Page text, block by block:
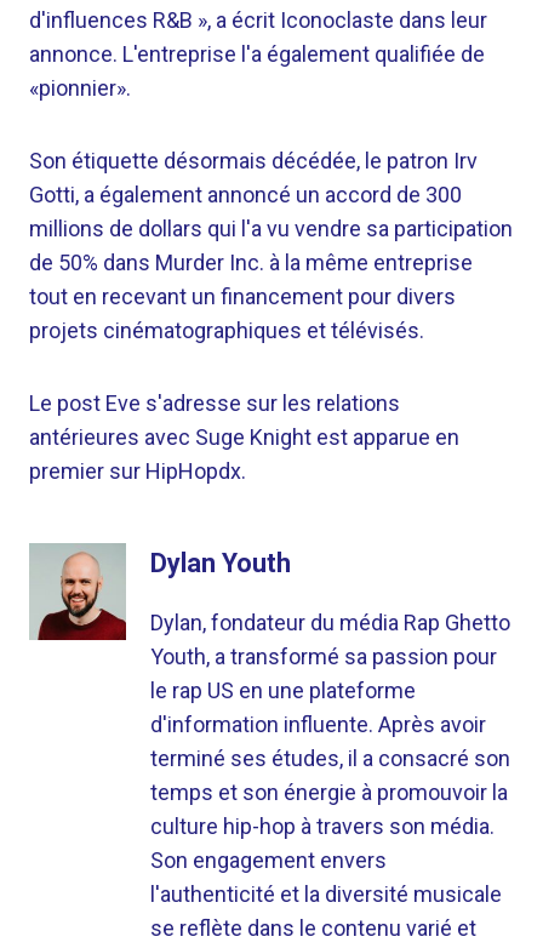
d'influences R&B », a écrit Iconoclaste dans leur
annonce. L'entreprise l'a également qualifiée de
«pionnier».
Son étiquette désormais décédée, le patron Irv
Gotti, a également annoncé un accord de 300
millions de dollars qui l'a vu vendre sa participation
de 50% dans Murder Inc. à la même entreprise
tout en recevant un financement pour divers
projets cinématographiques et télévisés.
Le post Eve s'adresse sur les relations
antérieures avec Suge Knight est apparue en
premier sur HipHopdx.
Dylan Youth
Dylan, fondateur du média Rap Ghetto
Youth, a transformé sa passion pour
le rap US en une plateforme
d'information influente. Après avoir
terminé ses études, il a consacré son
temps et son énergie à promouvoir la
culture hip-hop à travers son média.
Son engagement envers
l'authenticité et la diversité musicale
se reflète dans le contenu varié et